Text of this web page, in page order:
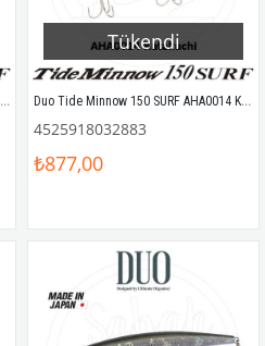
Duo Tide Minnow 150 SURF ADA0119 Pink Sardine
Tükendi
Duo Tide Minnow 150 SURF AHA0014 Katakuchi
4525918032883
₺877,00